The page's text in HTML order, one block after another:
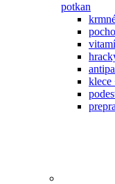
potkan
klece